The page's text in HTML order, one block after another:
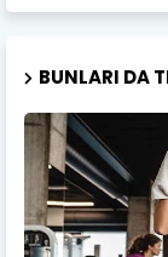
BUNLARI DA